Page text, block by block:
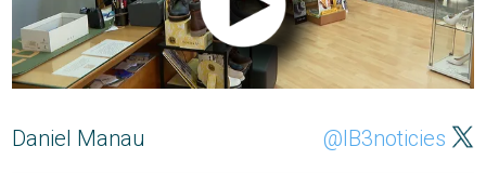
Daniel Manau @IB3noticies